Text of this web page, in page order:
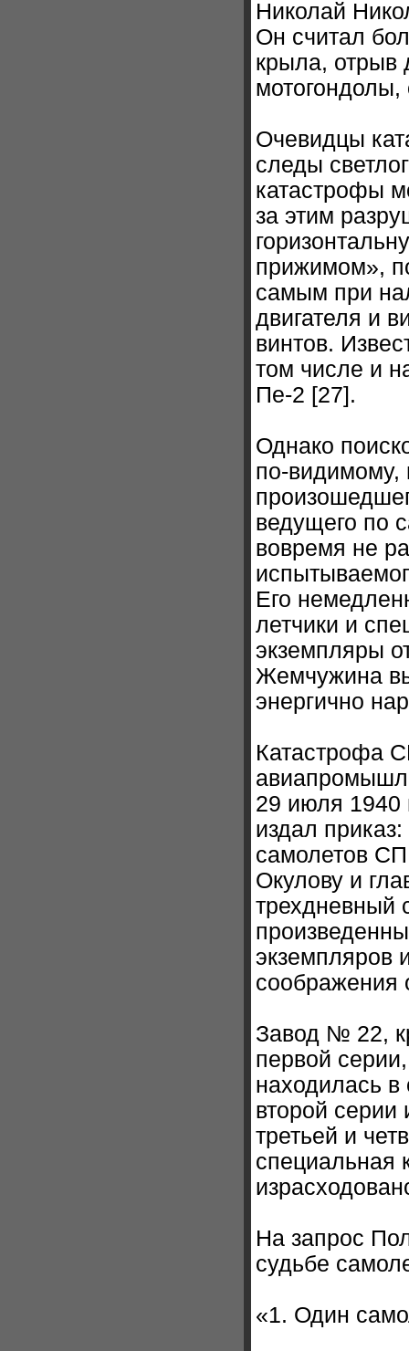
Николай
Он считал
крыла, отрыв
Очевидцы
следы
катастрофы
за этим
прижимом»,
самым при
двигателя и
винтов.
том числе и
Пе-2 [27].
Однако
по-видимому,
ведущего по
вовремя не
Его
летчики и
экземпляры
Жемчужина
энергично
Катастрофа
29 июля 1940
издал
самолетов
Окулову и
трехдневный
экземпляров
соображения
Завод № 22,
первой
находилась в
второй серии
третьей и
специальная
На запрос
судьбе
«1. Один